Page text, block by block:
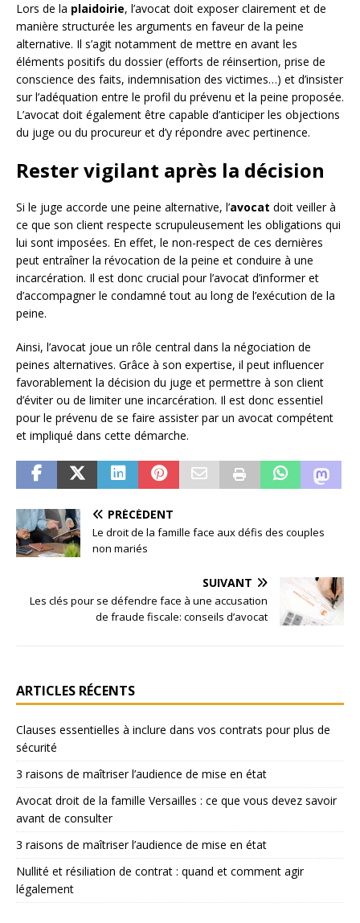
Lors de la plaidoirie, l’avocat doit exposer clairement et de
manière structurée les arguments en faveur de la peine
alternative. Il s’agit notamment de mettre en avant les
éléments positifs du dossier (efforts de réinsertion, prise de
conscience des faits, indemnisation des victimes…) et d’insister
sur l’adéquation entre le profil du prévenu et la peine proposée.
L’avocat doit également être capable d’anticiper les objections
du juge ou du procureur et d’y répondre avec pertinence.
Rester vigilant après la décision
Si le juge accorde une peine alternative, l’avocat doit veiller à
ce que son client respecte scrupuleusement les obligations qui
lui sont imposées. En effet, le non-respect de ces dernières
peut entraîner la révocation de la peine et conduire à une
incarcération. Il est donc crucial pour l’avocat d’informer et
d’accompagner le condamné tout au long de l’exécution de la
peine.
Ainsi, l’avocat joue un rôle central dans la négociation de
peines alternatives. Grâce à son expertise, il peut influencer
favorablement la décision du juge et permettre à son client
d’éviter ou de limiter une incarcération. Il est donc essentiel
pour le prévenu de se faire assister par un avocat compétent
et impliqué dans cette démarche.
PRÉCÉDENT
Le droit de la famille face aux défis des couples
non mariés
SUIVANT
Les clés pour se défendre face à une accusation
de fraude fiscale: conseils d’avocat
ARTICLES RÉCENTS
Clauses essentielles à inclure dans vos contrats pour plus de
sécurité
3 raisons de maîtriser l’audience de mise en état
Avocat droit de la famille Versailles : ce que vous devez savoir
avant de consulter
3 raisons de maîtriser l’audience de mise en état
Nullité et résiliation de contrat : quand et comment agir
légalement